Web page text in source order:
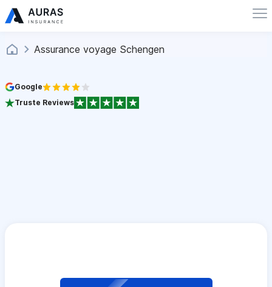
Assurance voyage Schengen
Google
Truste Reviews